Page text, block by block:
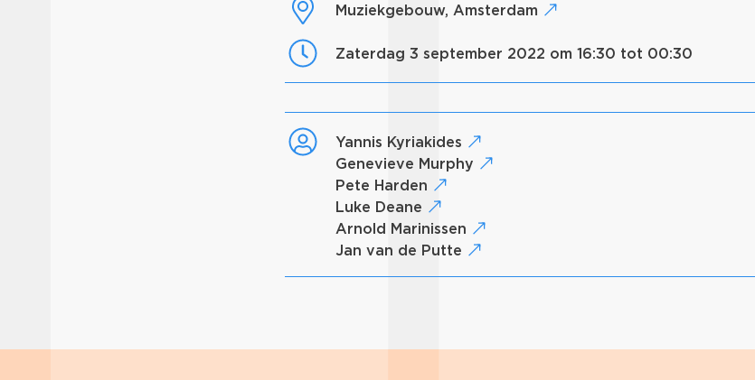
Muziekgebouw, Amsterdam
zaterdag 3 september 2022 om 16:30 tot 00:30
Yannis Kyriakides
Genevieve Murphy
Pete Harden
Luke Deane
Arnold Marinissen
Jan van de Putte